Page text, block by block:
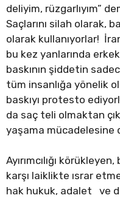
deliyim, rüzgarlıyım”
Saçlarını silah olarak,
olarak kullanıyorlar!
bu kez yanlarında
baskının şiddetin
tüm insanlığa yönelik
baskıyı protesto
da saç teli olmaktan
yaşama mücadelesine
Ayırımcılığı
karşı laiklikte ısrar
hak hukuk, adalet ve